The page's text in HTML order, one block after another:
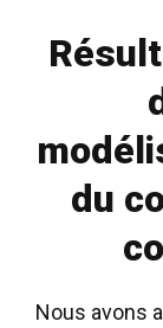
du
Nous avons